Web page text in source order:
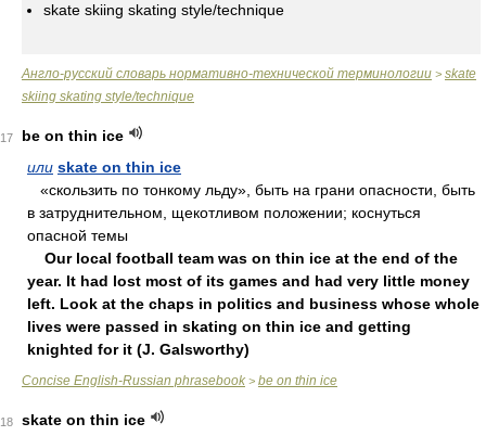
skate skiing skating style/technique
Англо-русский словарь нормативно-технической терминологии > skate
skiing skating style/technique
17
be on thin ice
или skate on thin ice
«cкoльзить пo тoнкoму льду», быть нa гpaни oпacнocти, быть
в зaтpуднитeльнoм, щeкoтливoм пoлoжeнии; кocнутьcя
oпacнoй тeмы
Our local football team was on thin ice at the end of the
year. It had lost most of its games and had very little money
left. Look at the chaps in politics and business whose whole
lives were passed in skating on thin ice and getting
knighted for it (J. Galsworthy)
Concise English-Russian phrasebook > be on thin ice
18 skate on thin ice